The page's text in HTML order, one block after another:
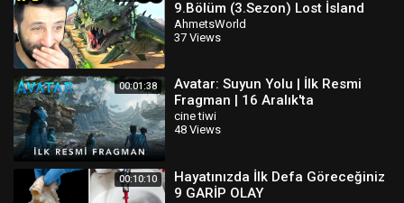
9.Bölüm (3.Sezon) Lost İsland
AhmetsWorld
37 Views
00:01:38
Avatar: Suyun Yolu | İlk Resmi
Fragman | 16 Aralık'ta
Sinemalarda!
cine tiwi
48 Views
00:10:10
Hayatınızda İlk Defa Göreceğiniz
9 GARİP OLAY